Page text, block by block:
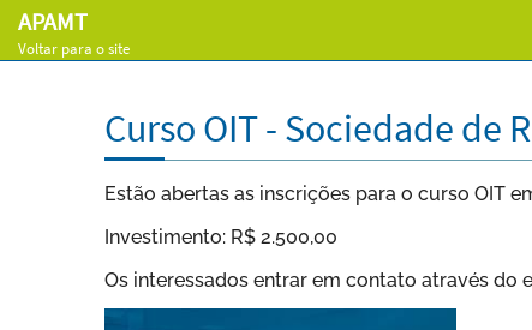
APAMT
Voltar para o site
Curso OIT - Sociedade de
Estão abertas as inscrições para o curso OIT
Investimento: R$ 2.500,00
Os interessados entrar em contato através do